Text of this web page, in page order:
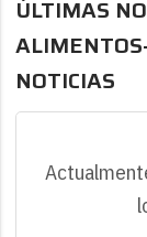
ÚLTIMAS
NOTICIAS